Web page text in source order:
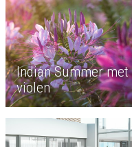
Indian Summer met
violen